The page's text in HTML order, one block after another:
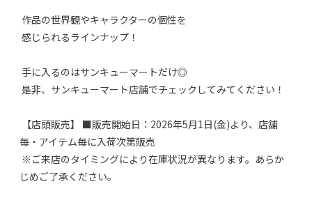
作品の世界観やキャラクターの個性を
感じられるラインナップ！
手に入るのはサンキューマートだけ◎
是非、サンキューマート店舗でチェックしてみてください！
【店頭販売】 ■販売開始日：2026年5月1日(金)より、店舗
毎・アイテム毎に入荷次第販売
※ご来店のタイミングにより在庫状況が異なります。あらか
じめご了承ください。